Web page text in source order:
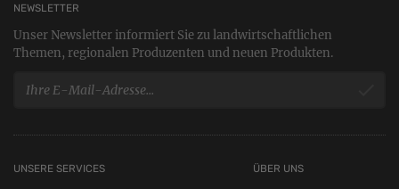
NEWSLETTER
Unser Newsletter informiert Sie zu landwirtschaftlichen
Themen, regionalen Produzenten und neuen Produkten.
UNSERE SERVICES ÜBER UNS